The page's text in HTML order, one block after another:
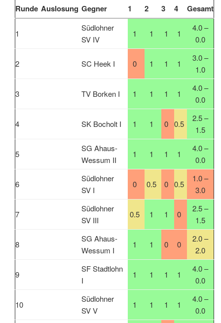
Runde Auslosung Gegner 1 2 3 4 Gesamt
1
Südlohner
SV IV
1 1 1 1
4.0 –
0.0
2 SC Heek I 0 1 1 1
3.0 –
1.0
3 TV Borken I 1 1 1 1
4.0 –
0.0
4 SK Bocholt I 1 1 0 0.5
2.5 –
1.5
5
SG Ahaus-
Wessum II
1 1 1 1
4.0 –
0.0
6
Südlohner
SV I
0 0.5 0 0.5
1.0 –
3.0
7
Südlohner
SV III
0.5 1 1 0
2.5 –
1.5
8
SG Ahaus-
Wessum I
1 1 0 0
2.0 –
2.0
9
SF Stadtlohn
I
1 1 1 1
4.0 –
0.0
10
Südlohner
SV V
1 1 1 1
4.0 –
0.0